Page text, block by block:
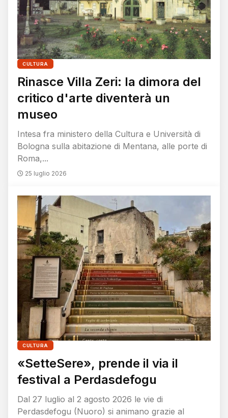
CULTURA
Rinasce Villa Zeri: la dimora del
critico d'arte diventerà un
museo
Intesa fra ministero della Cultura e Università di
Bologna sulla abitazione di Mentana, alle porte di
Roma,...
25 luglio 2026
CULTURA
«SetteSere», prende il via il
festival a Perdasdefogu
Dal 27 luglio al 2 agosto 2026 le vie di
Perdasdefogu (Nuoro) si animano grazie al